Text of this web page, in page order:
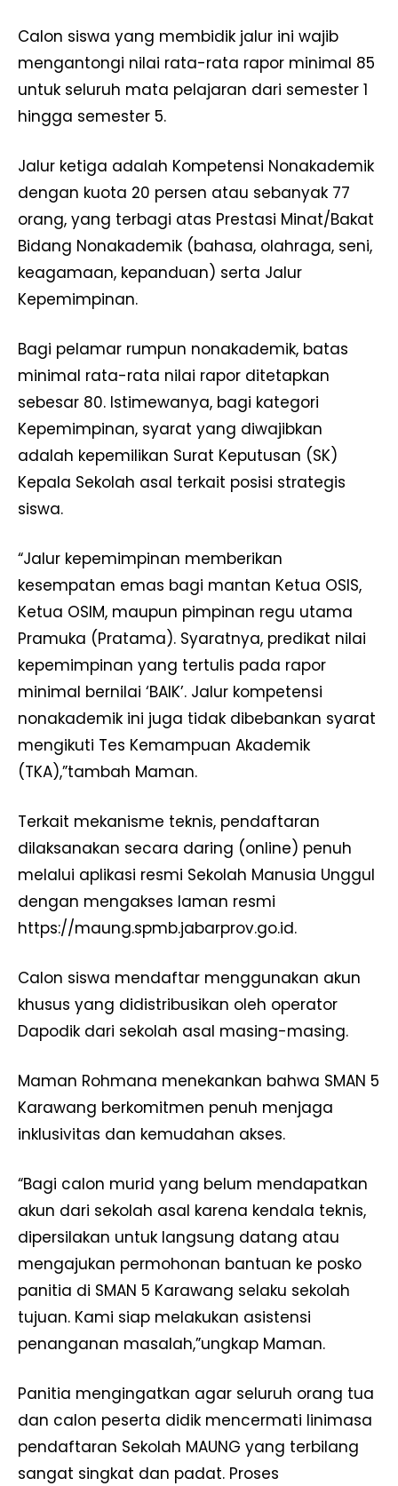
Calon siswa yang membidik jalur ini wajib
mengantongi nilai rata-rata rapor minimal 85
untuk seluruh mata pelajaran dari semester 1
hingga semester 5.
Jalur ketiga adalah Kompetensi Nonakademik
dengan kuota 20 persen atau sebanyak 77
orang, yang terbagi atas Prestasi Minat/Bakat
Bidang Nonakademik (bahasa, olahraga, seni,
keagamaan, kepanduan) serta Jalur
Kepemimpinan.
Bagi pelamar rumpun nonakademik, batas
minimal rata-rata nilai rapor ditetapkan
sebesar 80. Istimewanya, bagi kategori
Kepemimpinan, syarat yang diwajibkan
adalah kepemilikan Surat Keputusan (SK)
Kepala Sekolah asal terkait posisi strategis
siswa.
“Jalur kepemimpinan memberikan
kesempatan emas bagi mantan Ketua OSIS,
Ketua OSIM, maupun pimpinan regu utama
Pramuka (Pratama). Syaratnya, predikat nilai
kepemimpinan yang tertulis pada rapor
minimal bernilai ‘BAIK’. Jalur kompetensi
nonakademik ini juga tidak dibebankan syarat
mengikuti Tes Kemampuan Akademik
(TKA),”tambah Maman.
Terkait mekanisme teknis, pendaftaran
dilaksanakan secara daring (online) penuh
melalui aplikasi resmi Sekolah Manusia Unggul
dengan mengakses laman resmi
https://maung.spmb.jabarprov.go.id.
Calon siswa mendaftar menggunakan akun
khusus yang didistribusikan oleh operator
Dapodik dari sekolah asal masing-masing.
Maman Rohmana menekankan bahwa SMAN 5
Karawang berkomitmen penuh menjaga
inklusivitas dan kemudahan akses.
“Bagi calon murid yang belum mendapatkan
akun dari sekolah asal karena kendala teknis,
dipersilakan untuk langsung datang atau
mengajukan permohonan bantuan ke posko
panitia di SMAN 5 Karawang selaku sekolah
tujuan. Kami siap melakukan asistensi
penanganan masalah,”ungkap Maman.
Panitia mengingatkan agar seluruh orang tua
dan calon peserta didik mencermati linimasa
pendaftaran Sekolah MAUNG yang terbilang
sangat singkat dan padat. Proses